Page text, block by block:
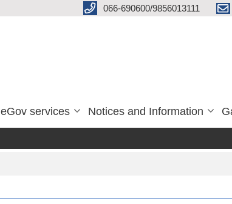
066-690600/9856013111
eGov services Notices and Information